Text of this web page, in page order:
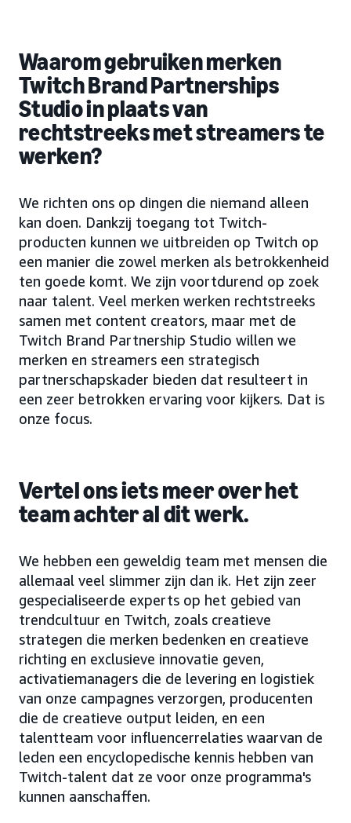
Waarom gebruiken merken
Twitch Brand Partnerships
Studio in plaats van
rechtstreeks met streamers te
werken?
We richten ons op dingen die niemand alleen
kan doen. Dankzij toegang tot Twitch-
producten kunnen we uitbreiden op Twitch op
een manier die zowel merken als betrokkenheid
ten goede komt. We zijn voortdurend op zoek
naar talent. Veel merken werken rechtstreeks
samen met content creators, maar met de
Twitch Brand Partnership Studio willen we
merken en streamers een strategisch
partnerschapskader bieden dat resulteert in
een zeer betrokken ervaring voor kijkers. Dat is
onze focus.
Vertel ons iets meer over het
team achter al dit werk.
We hebben een geweldig team met mensen die
allemaal veel slimmer zijn dan ik. Het zijn zeer
gespecialiseerde experts op het gebied van
trendcultuur en Twitch, zoals creatieve
strategen die merken bedenken en creatieve
richting en exclusieve innovatie geven,
activatiemanagers die de levering en logistiek
van onze campagnes verzorgen, producenten
die de creatieve output leiden, en een
talentteam voor influencerrelaties waarvan de
leden een encyclopedische kennis hebben van
Twitch-talent dat ze voor onze programma's
kunnen aanschaffen.